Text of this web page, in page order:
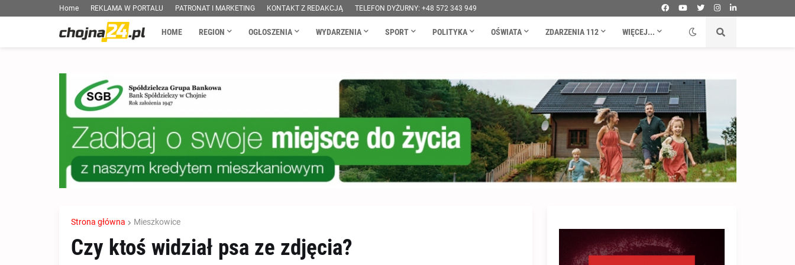
Home REKLAMA W PORTALU PATRONAT I MARKETING KONTAKT Z REDAKCJĄ TELEFON DYŻURNY: +48 572 343 949
HOME REGION OGŁOSZENIA WYDARZENIA SPORT POLITYKA OŚWIATA ZDARZENIA 112 WIĘCEJ...
Strona główna Mieszkowice
Czy ktoś widział psa ze zdjęcia?